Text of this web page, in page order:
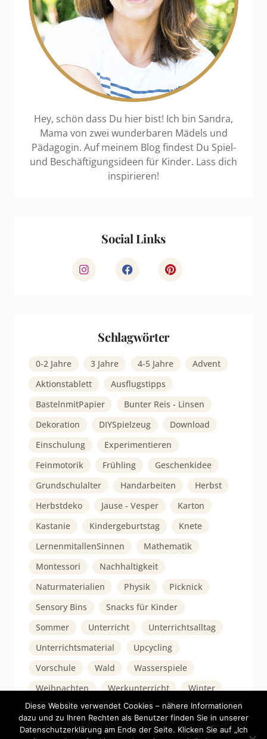
Hey, schön dass Du hier bist! Ich bin Sandra,
Mama von zwei wunderbaren Mädels und
Pädagogin. Auf meinem Blog findest Du Spiel-
und Beschäftigungsideen für Kinder. Lass dich
inspirieren!
Social Links
Schlagwörter
0-2 Jahre 3 Jahre 4-5 Jahre
Advent
Aktionstablett
Ausflugstipps
BastelnmitPapier
Bunter Reis - Linsen
Dekoration
DIYSpielzeug
Download
Einschulung
Experimentieren
Feinmotorik
Frühling
Geschenkidee
Grundschulalter
Handarbeiten
Herbst
Herbstdeko
Jause - Vesper
Karton
Kastanie
Kindergeburtstag
Knete
LernenmitallenSinnen
Mathematik
Montessori
Nachhaltigkeit
Naturmaterialien
Physik
Picknick
Sensory Bins
Snacks für Kinder
Sommer
Unterricht
Unterrichtsalltag
Unterrichtsmaterial
Upcycling
Vorschule
Wald
Wasserspiele
Weihnachten
Werkunterricht Winter
Diese Website verwendet Cookies – nähere Informationen
dazu und zu Ihren Rechten als Benutzer finden Sie in unserer
Datenschutzerklärung am Ende der Seite. Klicken Sie auf „Ich